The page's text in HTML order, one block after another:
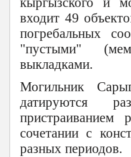
входит 49
погребальных
"пустыми"
выкладками.
Могильник
датируются
пристраиванием
сочетании с
разных периодов.